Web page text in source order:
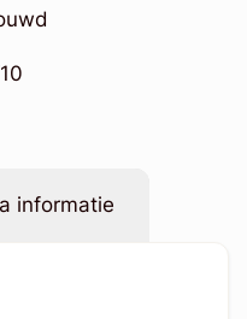
informatie